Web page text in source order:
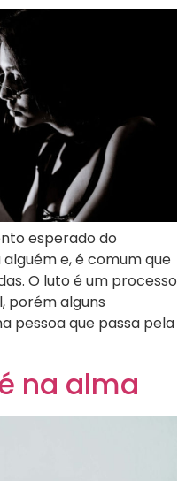
esperado do
e, é comum que
O luto é um processo
porém alguns
pessoa que passa pela
na alma